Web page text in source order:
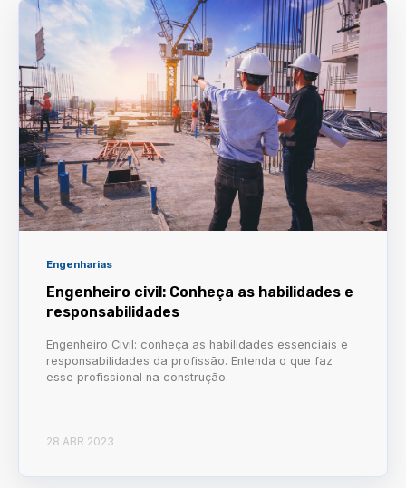
Engenharias
Engenheiro civil: Conheça as habilidades e
responsabilidades
Engenheiro Civil: conheça as habilidades essenciais e
responsabilidades da profissão. Entenda o que faz
esse profissional na construção.
28 ABR 2023